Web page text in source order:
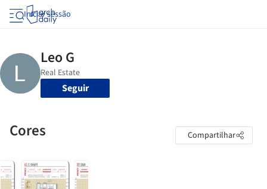
Iniciar sessão
Seguir
Cores Compartilhar